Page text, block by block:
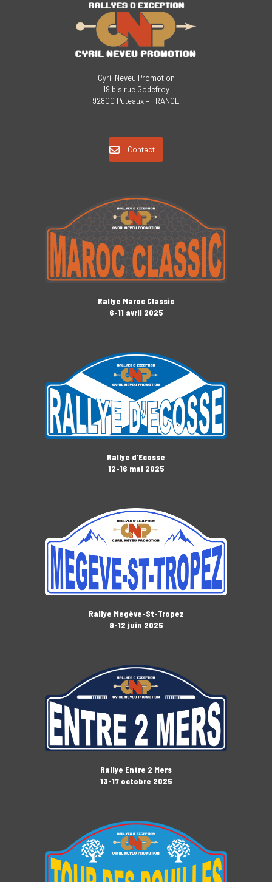
Cyril Neveu Promotion
19 bis rue Godefroy
92800 Puteaux – FRANCE
Contact
Rallye Maroc Classic
6-11 avril 2025
Rallye d’Ecosse
12-16 mai 2025
Rallye Megève-St-Tropez
9-12 juin 2025
Rallye Entre 2 Mers
13-17 octobre 2025